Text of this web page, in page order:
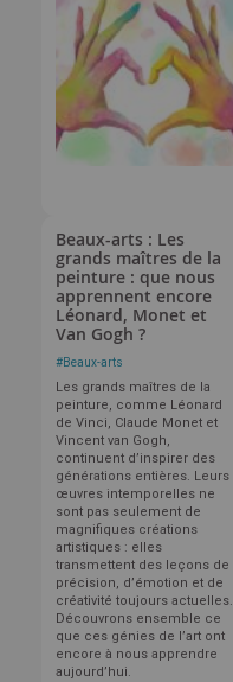
Beaux-arts : Les
grands maîtres de la
peinture : que nous
apprennent encore
Léonard, Monet et
Van Gogh ?
#Beaux-arts
Les grands maîtres de la
peinture, comme Léonard
de Vinci, Claude Monet et
Vincent van Gogh,
continuent d’inspirer des
générations entières. Leurs
œuvres intemporelles ne
sont pas seulement de
magnifiques créations
artistiques : elles
transmettent des leçons de
précision, d’émotion et de
créativité toujours actuelles.
Découvrons ensemble ce
que ces génies de l’art ont
encore à nous apprendre
aujourd’hui.